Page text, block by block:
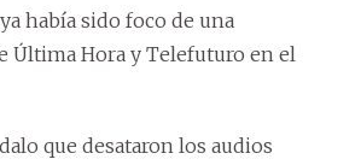
había sido foco de una
Última Hora y Telefuturo en el
que desataron los audios